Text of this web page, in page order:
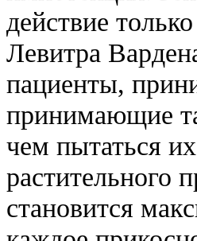
действие
Левитра
пациенты,
принимающие
чем пытаться
растительного
становится